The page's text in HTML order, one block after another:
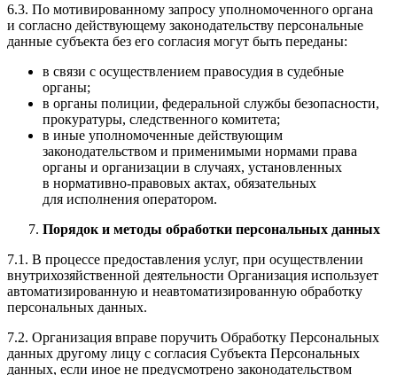
6.3. По мотивированному запросу уполномоченного органа
и согласно действующему законодательству персональные
данные субъекта без его согласия могут быть переданы:
в связи с осуществлением правосудия в судебные
органы;
в органы полиции, федеральной службы безопасности,
прокуратуры, следственного комитета;
в иные уполномоченные действующим
законодательством и применимыми нормами права
органы и организации в случаях, установленных
в нормативно-правовых актах, обязательных
для исполнения оператором.
Порядок и методы обработки персональных данных
7.1. В процессе предоставления услуг, при осуществлении
внутрихозяйственной деятельности Организация использует
автоматизированную и неавтоматизированную обработку
персональных данных.
7.2. Организация вправе поручить Обработку Персональных
данных другому лицу с согласия Субъекта Персональных
данных, если иное не предусмотрено законодательством